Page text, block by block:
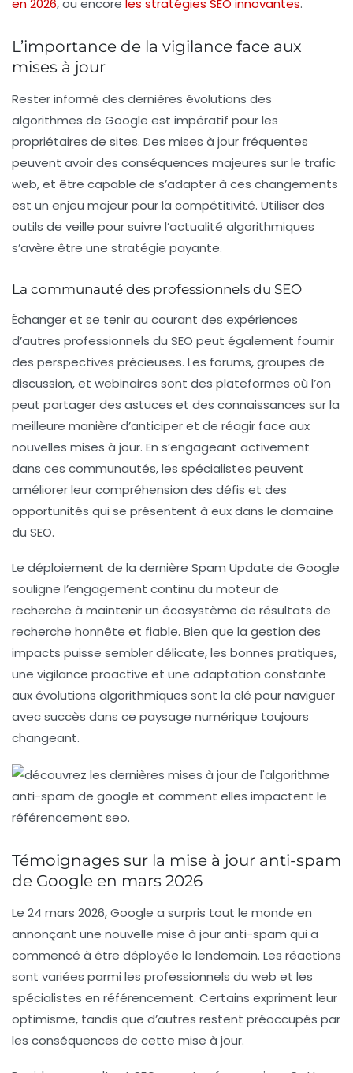
en 2026, ou encore les stratégies SEO innovantes.
L’importance de la vigilance face aux
mises à jour
Rester informé des dernières évolutions des
algorithmes de Google est impératif pour les
propriétaires de sites. Des mises à jour fréquentes
peuvent avoir des conséquences majeures sur le trafic
web, et être capable de s’adapter à ces changements
est un enjeu majeur pour la compétitivité. Utiliser des
outils de veille pour suivre l’actualité algorithmiques
s’avère être une stratégie payante.
La communauté des professionnels du SEO
Échanger et se tenir au courant des expériences
d’autres professionnels du SEO peut également fournir
des perspectives précieuses. Les forums, groupes de
discussion, et webinaires sont des plateformes où l’on
peut partager des astuces et des connaissances sur la
meilleure manière d’anticiper et de réagir face aux
nouvelles mises à jour. En s’engageant activement
dans ces communautés, les spécialistes peuvent
améliorer leur compréhension des défis et des
opportunités qui se présentent à eux dans le domaine
du SEO.
Le déploiement de la dernière Spam Update de Google
souligne l’engagement continu du moteur de
recherche à maintenir un écosystème de résultats de
recherche honnête et fiable. Bien que la gestion des
impacts puisse sembler délicate, les bonnes pratiques,
une vigilance proactive et une adaptation constante
aux évolutions algorithmiques sont la clé pour naviguer
avec succès dans ce paysage numérique toujours
changeant.
Témoignages sur la mise à jour anti-spam
de Google en mars 2026
Le 24 mars 2026, Google a surpris tout le monde en
annonçant une nouvelle mise à jour anti-spam qui a
commencé à être déployée le lendemain. Les réactions
sont variées parmi les professionnels du web et les
spécialistes en référencement. Certains expriment leur
optimisme, tandis que d’autres restent préoccupés par
les conséquences de cette mise à jour.